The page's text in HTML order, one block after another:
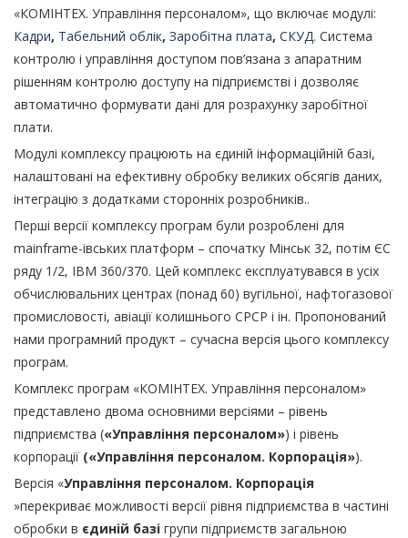
«КОМІНТЕХ. Управління персоналом», що включає модулі:
Кадри, Табельний облік, Заробітна плата, СКУД. Система
контролю і управління доступом пов’язана з апаратним
рішенням контролю доступу на підприємстві і дозволяє
автоматично формувати дані для розрахунку заробітної
плати.
Модулі комплексу працюють на єдиній інформаційній базі,
налаштовані на ефективну обробку великих обсягів даних,
інтеграцію з додатками сторонніх розробників..
Перші версії комплексу програм були розроблені для
mainframe-івських платформ – спочатку Мінськ 32, потім ЄС
ряду 1/2, IBM 360/370. Цей комплекс експлуатувався в усіх
обчислювальних центрах (понад 60) вугільної, нафтогазової
промисловості, авіації колишнього СРСР і ін. Пропонований
нами програмний продукт – сучасна версія цього комплексу
програм.
Комплекс програм «КОМІНТЕХ. Управління персоналом»
представлено двома основними версіями – рівень
підприємства («Управління персоналом») і рівень
корпорації («Управління персоналом. Корпорація»).
Версія «Управління персоналом. Корпорація
»перекриває можливості версії рівня підприємства в частині
обробки в єдиній базі групи підприємств загальною